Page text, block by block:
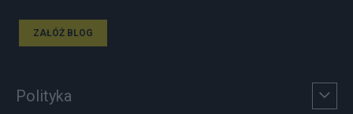
ZAŁÓŻ BLOG
Polityka